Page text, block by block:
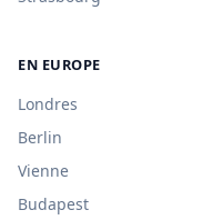
EN EUROPE
Londres
Berlin
Vienne
Budapest